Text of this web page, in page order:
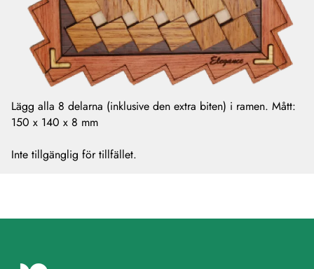
Lägg alla 8 delarna (inklusive den extra biten) i ramen. Mått:
150 x 140 x 8 mm
Inte tillgänglig för tillfället.